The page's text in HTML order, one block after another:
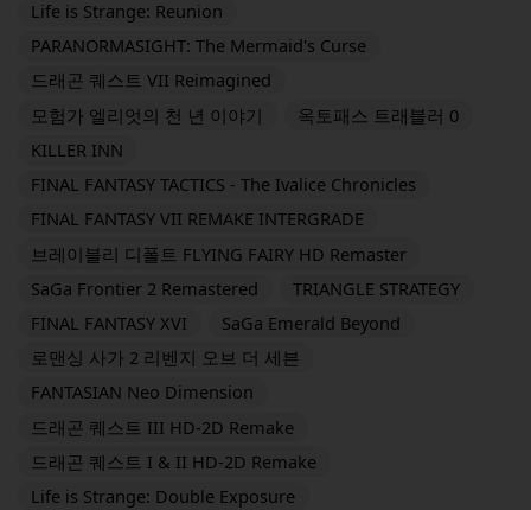
Life is Strange: Reunion
PARANORMASIGHT: The Mermaid's Curse
드래곤 퀘스트 VII Reimagined
모험가 엘리엇의 천 년 이야기
옥토패스 트래블러 0
KILLER INN
FINAL FANTASY TACTICS - The Ivalice Chronicles
FINAL FANTASY VII REMAKE INTERGRADE
브레이블리 디폴트 FLYING FAIRY HD Remaster
SaGa Frontier 2 Remastered
TRIANGLE STRATEGY
FINAL FANTASY XVI
SaGa Emerald Beyond
로맨싱 사가 2 리벤지 오브 더 세븐
FANTASIAN Neo Dimension
드래곤 퀘스트 III HD-2D Remake
드래곤 퀘스트 I & II HD-2D Remake
Life is Strange: Double Exposure